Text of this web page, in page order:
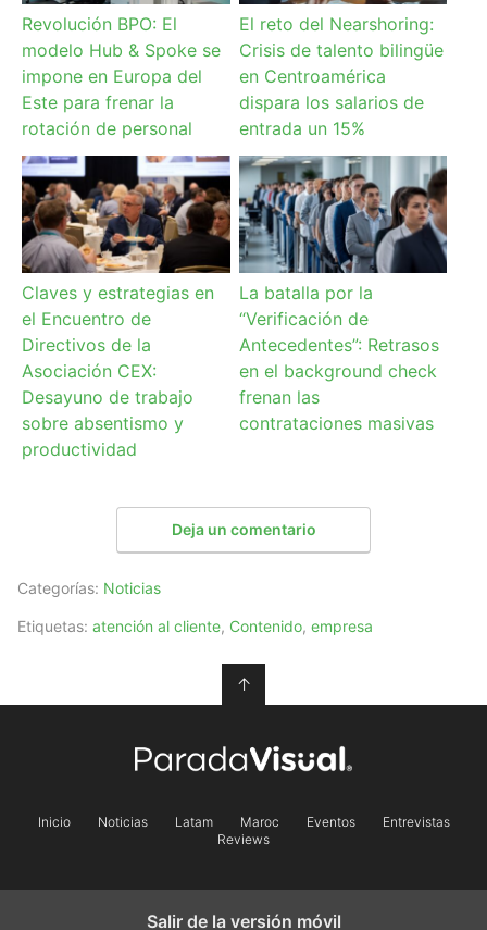
Revolución BPO: El
modelo Hub & Spoke se
impone en Europa del
Este para frenar la
rotación de personal
El reto del Nearshoring:
Crisis de talento bilingüe
en Centroamérica
dispara los salarios de
entrada un 15%
Claves y estrategias en
el Encuentro de
Directivos de la
Asociación CEX:
Desayuno de trabajo
sobre absentismo y
productividad
La batalla por la
“Verificación de
Antecedentes”: Retrasos
en el background check
frenan las
contrataciones masivas
Deja un comentario
Categorías: Noticias
Etiquetas: atención al cliente, Contenido, empresa
↑
Inicio Noticias Latam Maroc Eventos
Entrevistas
Reviews
Salir de la versión móvil